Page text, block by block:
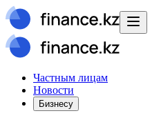
Частным лицам
Новости
Бизнесу